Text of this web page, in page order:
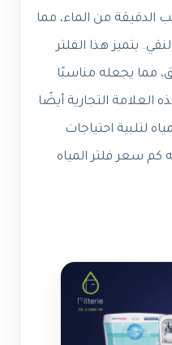
الدقيقة من الماء، مما
يتميز هذا الفلتر
مما يجعله مناسبًا
العلامة التجارية أيضًا
لتلبية احتياجات
كم سعر فلتر المياه